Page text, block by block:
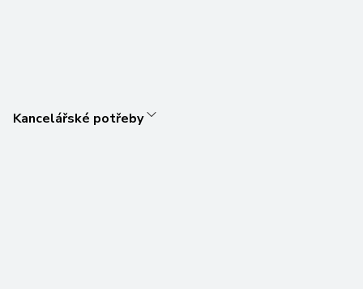
Kancelářské potřeby